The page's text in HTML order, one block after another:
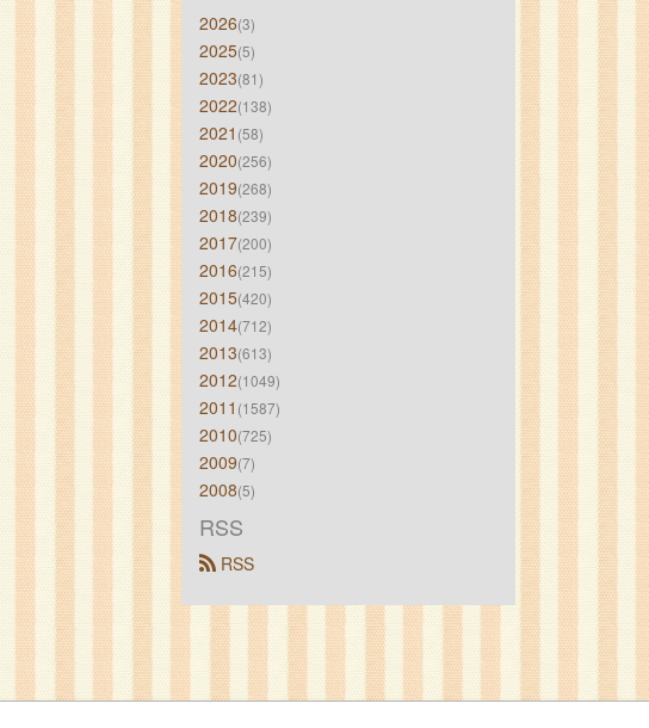
2026(3)
2025(5)
2023(81)
2022(138)
2021 (58)
2020(256)
2019(268)
2018(239)
2017(200)
2016(215)
2015(420)
2014(712)
2013(613)
2012(1049)
2011 (1587)
2010(725)
2009(7)
2008(5)
RSS
RSS